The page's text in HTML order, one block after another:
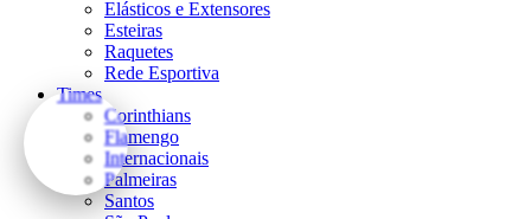
Elásticos e Extensores
Esteiras
Raquetes
Rede Esportiva
Times
Corinthians
Flamengo
Internacionais
Palmeiras
Santos